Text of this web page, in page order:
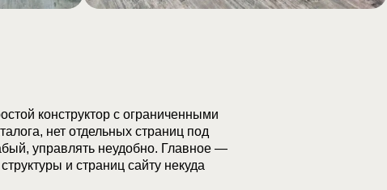
конструктор с ограниченными
нет отдельных страниц под
управлять неудобно. Главное —
и страниц сайту некуда